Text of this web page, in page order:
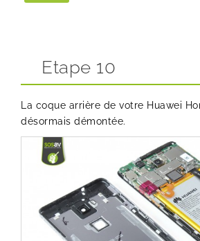
Etape 10
La coque arrière de votre Huawei
désormais démontée.